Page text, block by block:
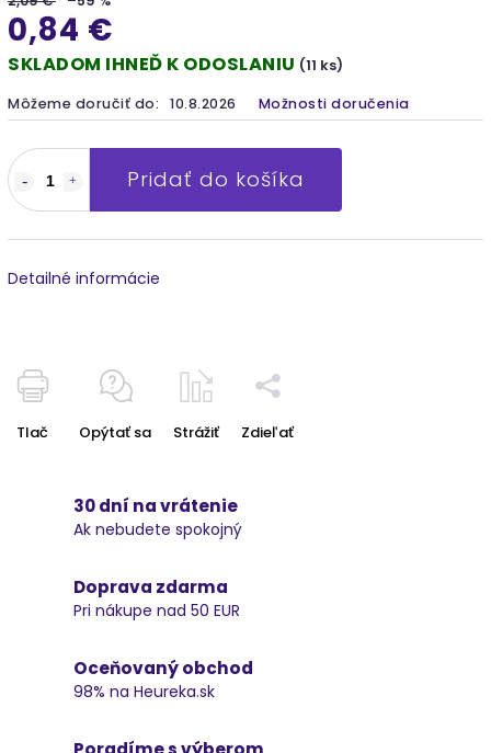
0,84 €
SKLADOM IHNEĎ K ODOSLANIU (11 ks)
Môžeme doručiť do: 10.8.2026 Možnosti doručenia
Pridať do košíka
Detailné informácie
Tlač Opýtať sa Strážiť Zdieľať
30 dní na vrátenie
Ak nebudete spokojný
Doprava zdarma
Pri nákupe nad 50 EUR
Oceňovaný obchod
98% na Heureka.sk